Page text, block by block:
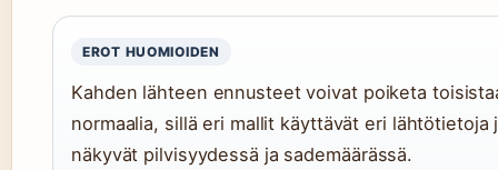
EROT HUOMIOIDEN
Kahden lähteen ennusteet voivat poiketa
normaalia, sillä eri mallit käyttävät eri
näkyvät pilvisyydessä ja sademäärässä.